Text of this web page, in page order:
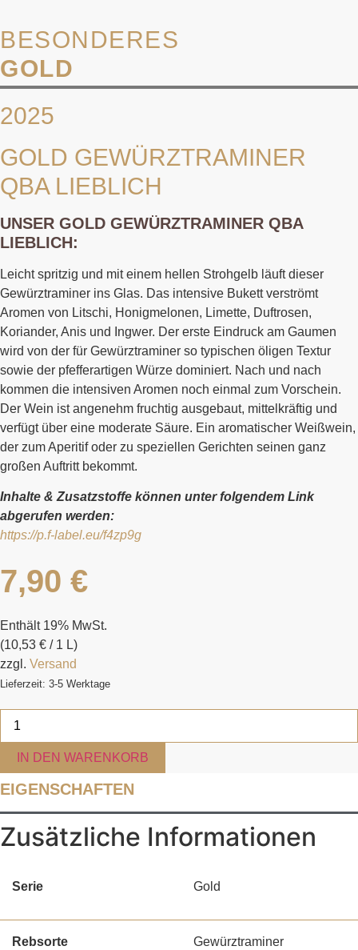
BESONDERES
GOLD
2025
GOLD GEWÜRZTRAMINER
QBA LIEBLICH
UNSER GOLD GEWÜRZTRAMINER QBA
LIEBLICH:
Leicht spritzig und mit einem hellen Strohgelb läuft dieser
Gewürztraminer ins Glas. Das intensive Bukett verströmt
Aromen von Litschi, Honigmelonen, Limette, Duftrosen,
Koriander, Anis und Ingwer. Der erste Eindruck am Gaumen
wird von der für Gewürztraminer so typischen öligen Textur
sowie der pfefferartigen Würze dominiert. Nach und nach
kommen die intensiven Aromen noch einmal zum Vorschein.
Der Wein ist angenehm fruchtig ausgebaut, mittelkräftig und
verfügt über eine moderate Säure. Ein aromatischer Weißwein,
der zum Aperitif oder zu speziellen Gerichten seinen ganz
großen Auftritt bekommt.
Inhalte & Zusatzstoffe können unter folgendem Link
abgerufen werden:
https://p.f-label.eu/f4zp9g
7,90 €
Enthält 19% MwSt.
(10,53 € / 1 L)
zzgl. Versand
Lieferzeit: 3-5 Werktage
2025er
Gold
Gewürztraminer
QbA
lieblich
IN DEN WARENKORB
EIGENSCHAFTEN
Zusätzliche Informationen
Serie Gold
Rebsorte Gewürztraminer